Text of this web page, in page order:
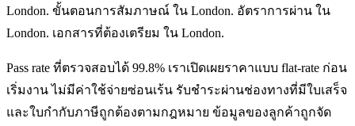
London. ขั้นตอนการสัมภาษณ์ ใน London. อัตราการผ่าน ใน
London. เอกสารที่ต้องเตรียม ใน London.
Pass rate ที่ตรวจสอบได้ 99.8% เราเปิดเผยราคาแบบ flat-rate ก่อน
เริ่มงาน ไม่มีค่าใช้จ่ายซ่อนเร้น รับชำระผ่านช่องทางที่มีใบเสร็จ
และใบกำกับภาษีถูกต้องตามกฎหมาย ข้อมูลของลูกค้าถูกจัด